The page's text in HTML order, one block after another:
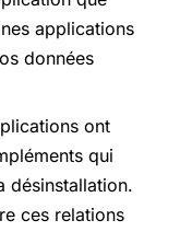
applications
données
ont
qui
désinstallation.
ces relations